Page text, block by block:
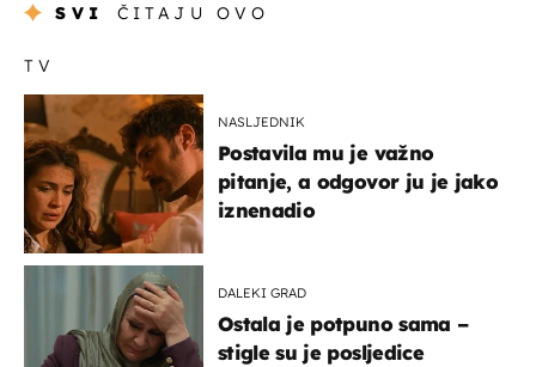
SVI ČITAJU OVO
TV
NASLJEDNIK
Postavila mu je važno
pitanje, a odgovor ju je jako
iznenadio
DALEKI GRAD
Ostala je potpuno sama –
stigle su je posljedice